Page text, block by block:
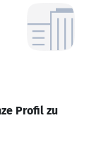
Profil zu